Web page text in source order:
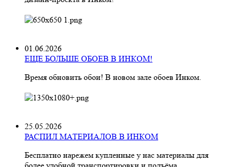
01.06.2026
ЕЩЕ БОЛЬШЕ ОБОЕВ В ИНКОМ!
Время обновить обои! В новом зале обоев Инком.
25.05.2026
РАСПИЛ МАТЕРИАЛОВ В ИНКОМ
Бесплатно нарежем купленные у нас материалы для